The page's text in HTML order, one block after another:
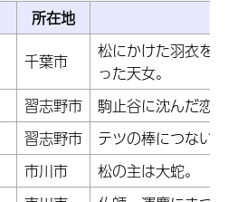
所在地
千葉市
松にかけた羽衣を
った天女。
習志野市
駒止谷に沈んだ恋。
習志野市
テツの棒につない
市川市
松の主は大蛇。